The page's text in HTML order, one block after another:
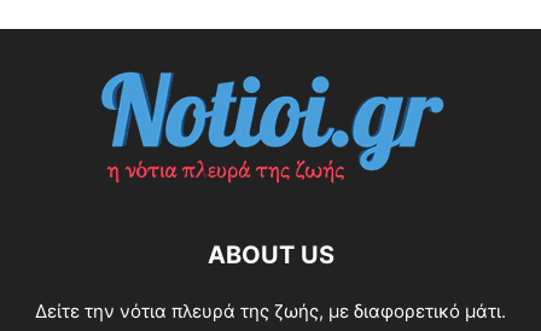
ABOUT US
Δείτε την νότια πλευρά της ζωής, με διαφορετικό μάτι.